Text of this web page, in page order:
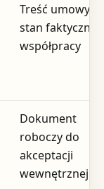
Treść umowy i
stan faktyczny
współpracy
Dokument
roboczy do
akceptacji
wewnętrznej